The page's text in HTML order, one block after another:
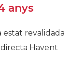
anys
revalidada
Havent